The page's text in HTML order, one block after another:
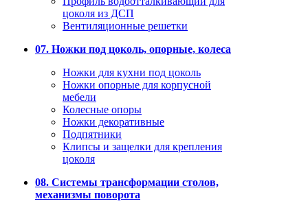
цоколя из ДСП
Вентиляционные решетки
07. Ножки под цоколь, опорные, колеса
Ножки для кухни под цоколь
Ножки опорные для корпусной
мебели
Колесные опоры
Ножки декоративные
Подпятники
Клипсы и защелки для крепления
цоколя
08. Системы трансформации столов,
механизмы поворота